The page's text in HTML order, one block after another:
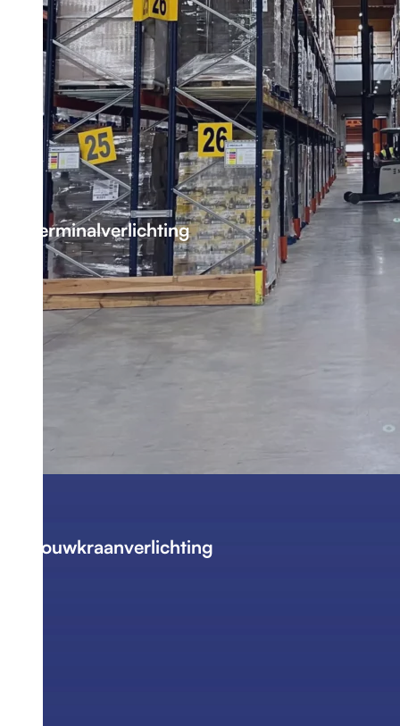
Terminalverlichting
Bouwkraanverlichting